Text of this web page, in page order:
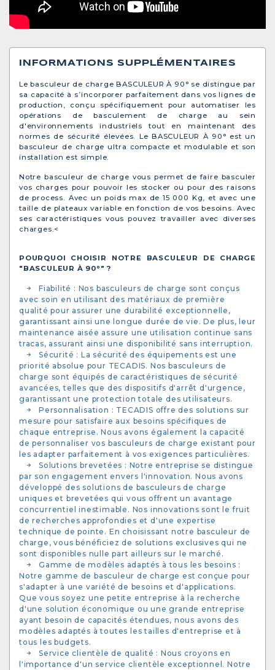
INFORMATIONS SUPPLÉMENTAIRES
Le basculeur de charge BASCULEUR À 90° se distingue par
sa capacité à s’incorporer parfaitement dans vos lignes de
production, conçu spécifiquement pour automatiser les
opérations de basculement de charge au sein
d'environnements industriels tout en maintenant des
normes de sécurité élevées. Le BASCULEUR À 90° est un
basculeur de charge ultra compacte et modulable et son
installation est simple.
Notre basculeur de charge vous permet de faire basculer
vos charges pour pouvoir les stocker ou pour des raisons
de process. Avec un poids max de 15 000 Kg, et avec une
taille de plateaux variable en fonction de vos besoins. Avec
ses caractéristiques vous pouvez travailler avec diverses
charges.<
POURQUOI CHOISIR NOTRE BASCULEUR DE CHARGE
"BASCULEUR À 90°" ?
Fiabilité : Nos basculeurs de charge sont conçus
avec soin en utilisant des matériaux de première
qualité pour assurer une durabilité exceptionnelle,
garantissant ainsi une longue durée de vie. De plus, leur
maintenance aisée assure une utilisation continue sans
tracas, assurant ainsi une disponibilité sans interruption.
Sécurité : La sécurité des équipements est une
priorité absolue pour TECADIS. Nos basculeurs de
charge sont équipés de caractéristiques de sécurité
avancées, telles que des dispositifs d'arrêt d'urgence,
garantissant une protection totale des utilisateurs.
Personnalisation : TECADIS offre des solutions sur
mesure pour satisfaire aux besoins spécifiques de
chaque entreprise. Nous avons également la capacité
de personnaliser vos basculeurs de charge existant pour
les adapter parfaitement à vos exigences particulières.
Solutions brevetées : Notre entreprise se distingue
par son engagement envers l'innovation. Nous avons
développé des solutions de basculeurs de charge
uniques et brevetées qui vous offrent un avantage
concurrentiel inestimable. Nos innovations sont le fruit
de recherches approfondies et d'une expertise
technique de pointe. En choisissant notre basculeur de
charge, vous bénéficiez de solutions exclusives qui ne
sont disponibles nulle part ailleurs sur le marché.
Gamme de modèles adaptés à tous les besoins :
Notre gamme de basculeur de charge est conçue pour
s'adapter à une variété de besoins et d'applications.
Que vous soyez une petite entreprise à la recherche
d'une solution économique ou une grande entreprise
ayant besoin de capacités étendues, nous avons des
modèles adaptés à toutes les tailles d'entreprise et à
tous les budgets.
Service clientèle de qualité : Nous croyons en
l'importance d'un service clientèle exceptionnel. Notre